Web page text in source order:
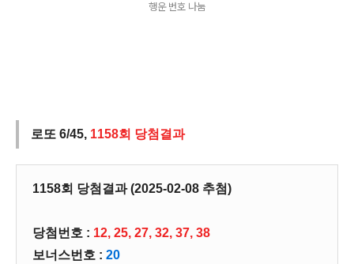
행운 번호 나눔
로또 6/45, 1158회 당첨결과
1158회 당첨결과 (2025-02-08 추첨)
당첨번호 : 12, 25, 27, 32, 37, 38
보너스번호 : 20